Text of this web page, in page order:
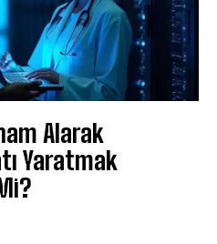
Alarak
Yaratmak